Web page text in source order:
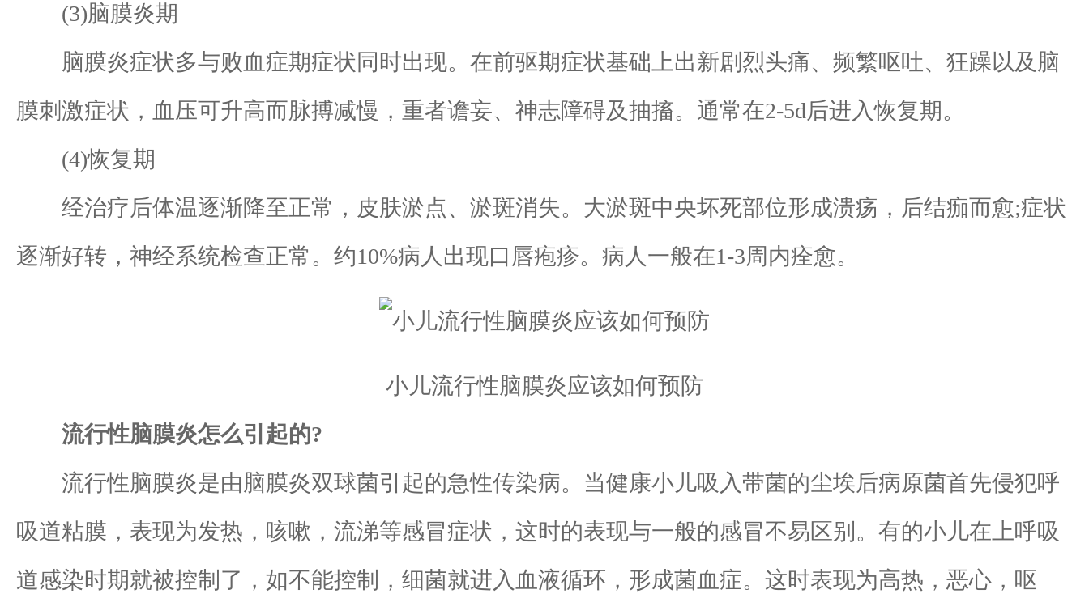
(3)脑膜炎期
脑膜炎症状多与败血症期症状同时出现。在前驱期症状基础上出新剧烈头痛、频繁呕吐、狂躁以及脑
膜刺激症状，血压可升高而脉搏减慢，重者谵妄、神志障碍及抽搐。通常在2-5d后进入恢复期。
(4)恢复期
经治疗后体温逐渐降至正常，皮肤淤点、淤斑消失。大淤斑中央坏死部位形成溃疡，后结痂而愈;症状
逐渐好转，神经系统检查正常。约10%病人出现口唇疱疹。病人一般在1-3周内痊愈。
小儿流行性脑膜炎应该如何预防
流行性脑膜炎怎么引起的?
流行性脑膜炎是由脑膜炎双球菌引起的急性传染病。当健康小儿吸入带菌的尘埃后病原菌首先侵犯呼
吸道粘膜，表现为发热，咳嗽，流涕等感冒症状，这时的表现与一般的感冒不易区别。有的小儿在上呼吸
道感染时期就被控制了，如不能控制，细菌就进入血液循环，形成菌血症。这时表现为高热，恶心，呕